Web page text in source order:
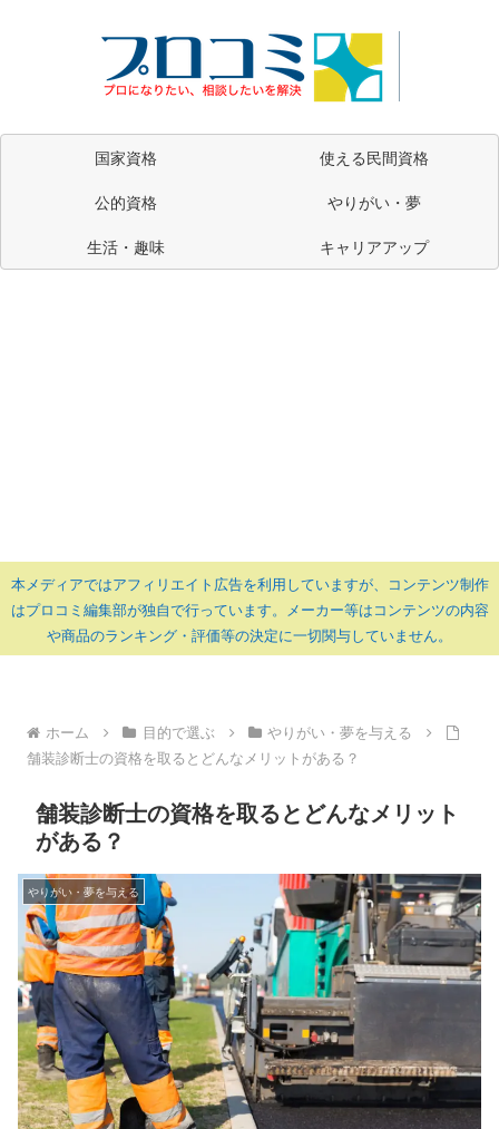
国家資格
使える民間資格
公的資格
やりがい・夢
生活・趣味
キャリアアップ
本メディアではアフィリエイト広告を利用していますが、コンテンツ制作
はプロコミ編集部が独自で行っています。メーカー等はコンテンツの内容
や商品のランキング・評価等の決定に一切関与していません。
ホーム 目的で選ぶ
やりがい・夢を与える
舗装診断士の資格を取るとどんなメリットがある？
舗装診断士の資格を取るとどんなメリット
がある？
やりがい・夢を与える